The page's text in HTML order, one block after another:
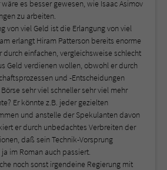
es besser gewesen, wie Isaac Asimov
zu arbeiten.
von viel Geld ist die Erlangung von viel
erlangt Hiram Patterson bereits enorme
durch einfachen, vergleichsweise schlecht
Geld verdienen wollen, obwohl er durch
und -Entscheidungen
sehr viel schneller sehr viel mehr
Er könnte z.B. jeder gezielten
und anstelle der Spekulanten davon
er durch unbedachtes Verbreiten der
daß sein Technik-Vorsprung
im Roman auch passiert.
noch sonst irgendeine Regierung mit